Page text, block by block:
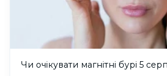
Чи очікувати магнітні бурі 5